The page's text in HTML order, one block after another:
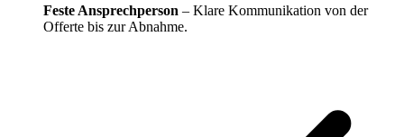
Feste Ansprechperson – Klare Kommunikation von der
Offerte bis zur Abnahme.